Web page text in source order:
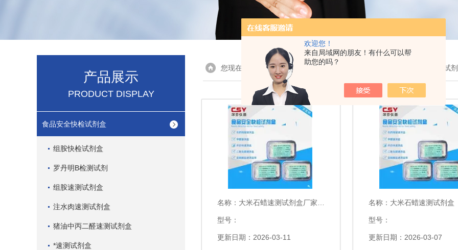
欢迎您！
来自局域网的朋友！有什么可以帮
助您的吗？
产品展示
PRODUCT DISPLAY
食品安全快检试剂盒
组胺快检试剂盒
罗丹明B检测试剂
组胺速测试剂盒
注水肉速测试剂盒
猪油中丙二醛速测试剂盒
*速测试剂盒
您现在的位置：首页> 产品展示 > 食品安全快检试剂盒 >大米石蜡速测试
名称： 大米石蜡速测试剂盒厂家现货
型号：
更新日期：2026-03-11
名称： 大米石蜡速测试剂盒
型号：
更新日期：2026-03-07